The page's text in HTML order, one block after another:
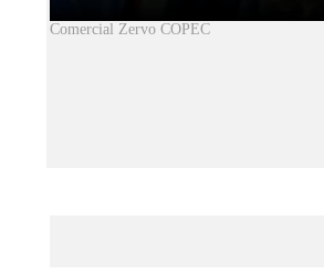
Comercial Zervo COPEC